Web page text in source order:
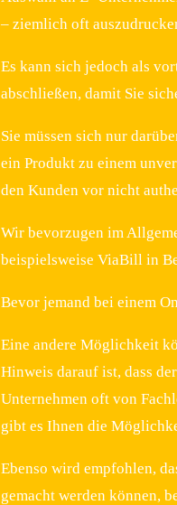
– ziemlich oft
Es kann sich jedoch als
abschließen, damit Sie
Sie müssen sich nur
ein Produkt zu einem
den Kunden vor nicht
Wir bevorzugen im
beispielsweise ViaBill in
Bevor jemand bei einem
Eine andere Möglichkeit
Hinweis darauf ist, dass
Unternehmen oft von
gibt es Ihnen die
Ebenso wird empfohlen,
gemacht werden können,